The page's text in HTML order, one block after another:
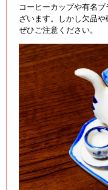
コーヒーカップや有名
ざいます。しかし欠品
ぜひご注意ください。